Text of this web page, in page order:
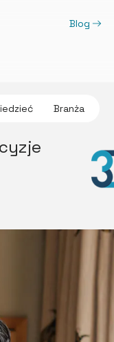
Blog ArrowRightLong
Branża